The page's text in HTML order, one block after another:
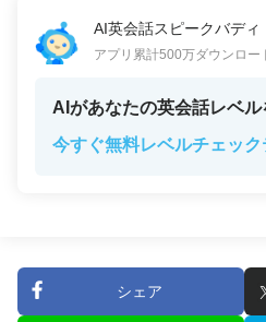
AI英会話スピークバディ
アプリ累計500万ダウンロー
AIがあなたの英会話レベル
今すぐ無料レベルチェッ
シェア